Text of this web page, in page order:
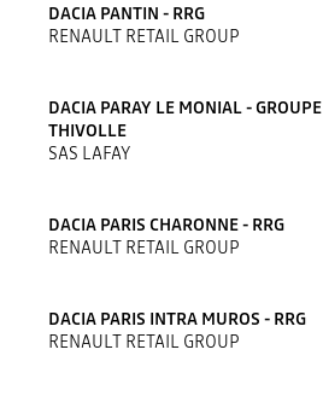
DACIA PANTIN - RRG
RENAULT RETAIL GROUP
DACIA PARAY LE MONIAL - GROUPE
THIVOLLE
SAS LAFAY
DACIA PARIS CHARONNE - RRG
RENAULT RETAIL GROUP
DACIA PARIS INTRA MUROS - RRG
RENAULT RETAIL GROUP